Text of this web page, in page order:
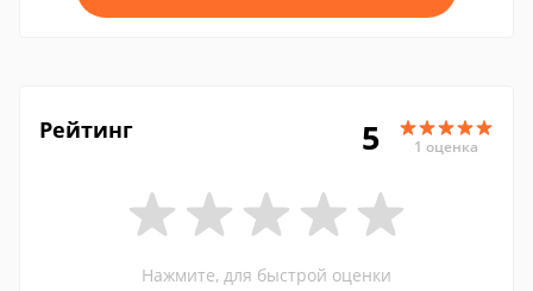
Рейтинг 5 1 оценка
Нажмите, для быстрой оценки